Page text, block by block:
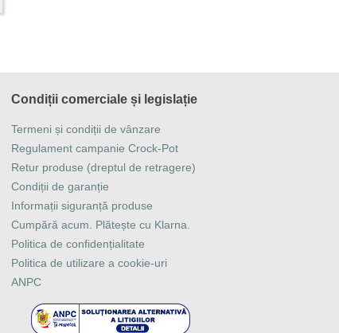
Condiții comerciale și legislație
Termeni și condiții de vânzare
Regulament campanie Crock-Pot
Retur produse (dreptul de retragere)
Condiții de garanție
Informații siguranță produse
Cumpără acum. Plătește cu Klarna.
Politica de confidențialitate
Politica de utilizare a cookie-uri
ANPC